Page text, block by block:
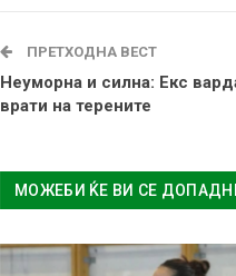
ПРЕТХОДНА ВЕСТ
Неуморна и силна: Екс
врати на терените
МОЖЕБИ ЌЕ ВИ СЕ